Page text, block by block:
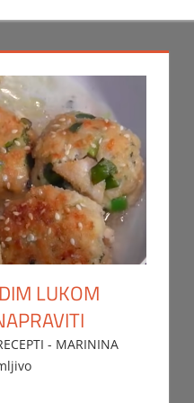
LUKOM
- MARININA